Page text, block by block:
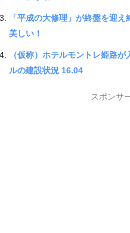
「平成の大修理」が終盤を迎
美しい！
（仮称）ホテルモントレ姫路
ルの建設状況 16.04
スポンサ